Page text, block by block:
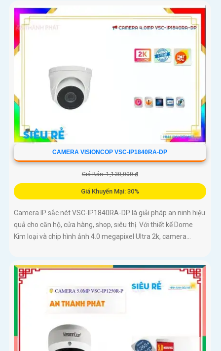
CAMERA VISIONCOP VSC-IP1840RA-DP
Giá Bán: 1,130,000 ₫
Giá Khuyến Mại: 30%
Camera IP sắc nét VSC-IP1840RA-DP là giải pháp an ninh hiệu
quả cho căn hộ, cửa hàng, shop, siêu thị. Với thiết kế Dome
Kim loại và chip hình ảnh 4.0 megapixel Ultra 2k, camera...